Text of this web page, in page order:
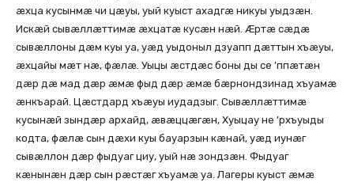
æхца кусынмæ чи цæуы, уый куыст ахадгæ никуы уыдзæн.
Искæй сывæллæттимæ æхцатæ кусæн нæй. Æртæ сæдæ
сывæллоны дæм куы уа, уæд уыдоныл дзуапп дæттын хъæуы,
æхцайы мæт нæ, фæлæ. Уыцы æстдæс боны ды се ’ппæтæн
дæр дæ мад дæр æмæ фыд дæр æмæ бæрнондзинад хъуамæ
æнкъарай. Цæстдард хъæуы иудадзыг. Сывæллæттимæ
кусынæй зындæр архайд, æвæццæгæн, Хуыцау не ’рхъуыды
кодта, фæлæ сын дæхи куы бауарзын кæнай, уæд иунæг
сывæллон дæр фыдуаг циу, уый нæ зондзæн. Фыдуаг
кæнынæн дæр сын рæстæг хъуамæ уа. Лагеры куыст æмæ